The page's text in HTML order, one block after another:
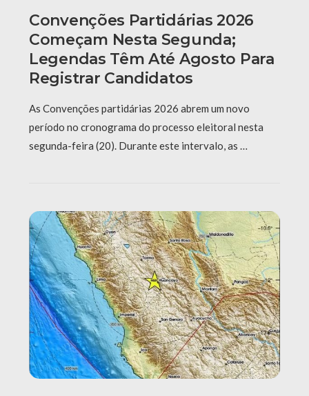
Convenções Partidárias 2026
Começam Nesta Segunda;
Legendas Têm Até Agosto Para
Registrar Candidatos
As Convenções partidárias 2026 abrem um novo
período no cronograma do processo eleitoral nesta
segunda-feira (20). Durante este intervalo, as …